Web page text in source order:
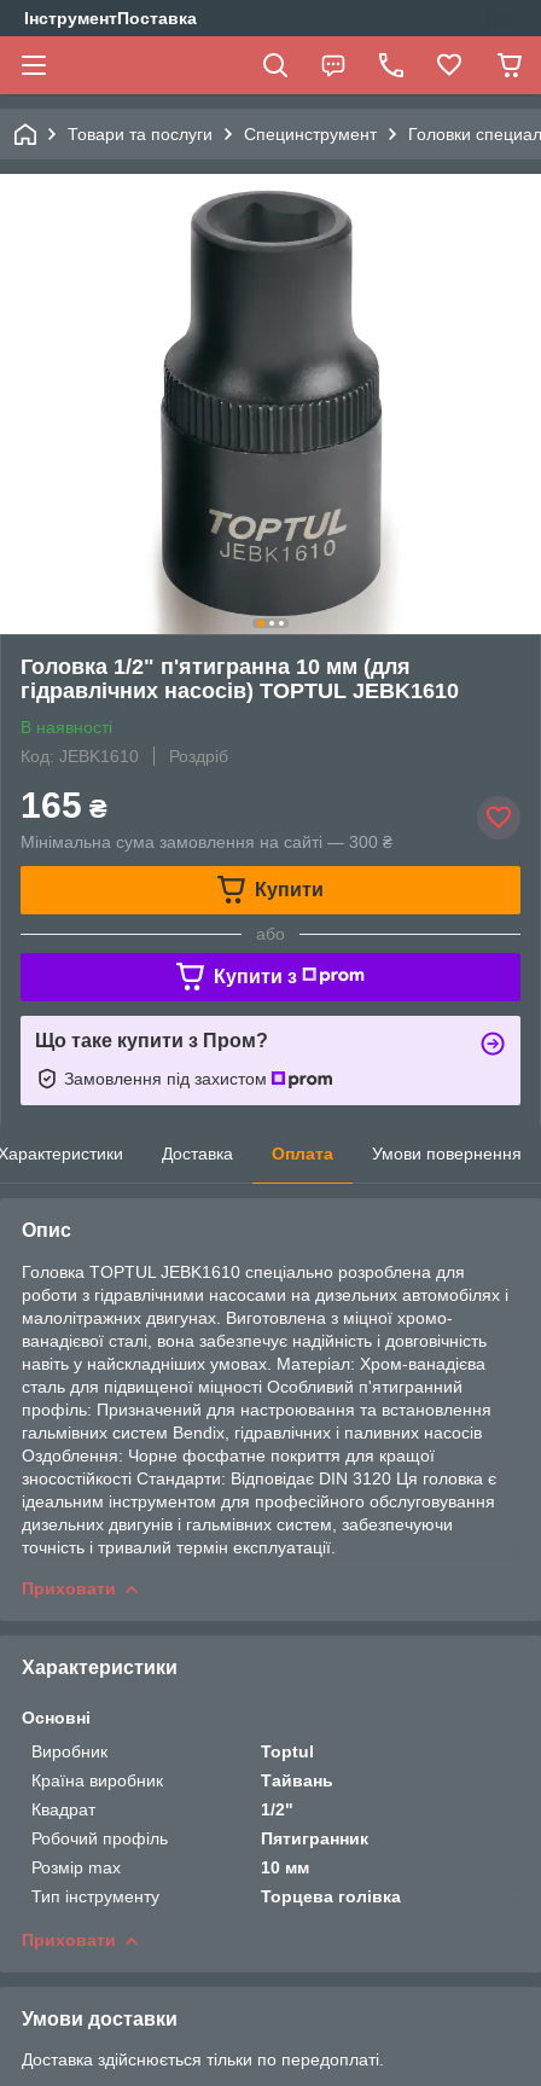
ІнструментПоставка
Товари та послуги Специнструмент Головки
Головка 1/2" п'ятигранна 10 мм (для
гідравлічних насосів) TOPTUL JEBK1610
В наявності
Код: JEBK1610
Роздріб
165 ₴
Мінімальна сума замовлення на сайті — 300 ₴
Купити
або
Купити з
Що таке купити з Пром?
Замовлення під захистом
Доставка Оплата Умови повернення
Опис
Головка TOPTUL JEBK1610 спеціально розроблена для
роботи з гідравлічними насосами на дизельних автомобілях і
малолітражних двигунах. Виготовлена з міцної хромо-
ванадієвої сталі, вона забезпечує надійність і довговічність
навіть у найскладніших умовах. Матеріал: Хром-ванадієва
сталь для підвищеної міцності Особливий п'ятигранний
профіль: Призначений для настроювання та встановлення
гальмівних систем Bendix, гідравлічних і паливних насосів
Оздоблення: Чорне фосфатне покриття для кращої
зносостійкості Стандарти: Відповідає DIN 3120 Ця головка є
ідеальним інструментом для професійного обслуговування
дизельних двигунів і гальмівних систем, забезпечуючи
точність і тривалий термін експлуатації.
Приховати
Характеристики
Основні
Виробник
Toptul
Країна виробник
Тайвань
Квадрат
1/2"
Робочий профіль
Пятигранник
Розмір max
10 мм
Тип інструменту
Торцева голівка
Приховати
Умови доставки
Доставка здійснюється тільки по передоплаті.